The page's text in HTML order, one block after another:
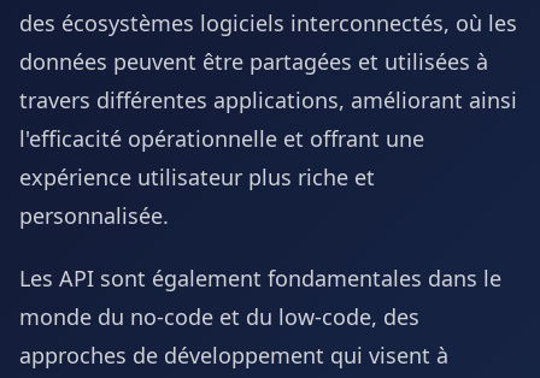
des écosystèmes logiciels interconnectés, où les
données peuvent être partagées et utilisées à
travers différentes applications, améliorant ainsi
l'efficacité opérationnelle et offrant une
expérience utilisateur plus riche et
personnalisée.
Les API sont également fondamentales dans le
monde du no-code et du low-code, des
approches de développement qui visent à